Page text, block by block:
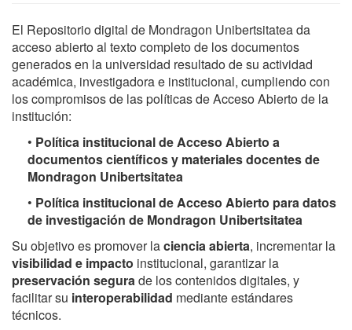
El Repositorio digital de Mondragon Unibertsitatea da
acceso abierto al texto completo de los documentos
generados en la universidad resultado de su actividad
académica, investigadora e institucional, cumpliendo con
los compromisos de las políticas de Acceso Abierto de la
institución:
• Política institucional de Acceso Abierto a
documentos científicos y materiales docentes de
Mondragon Unibertsitatea
• Política institucional de Acceso Abierto para datos
de investigación de Mondragon Unibertsitatea
Su objetivo es promover laciencia abierta, incrementar la
visibilidad e impacto institucional, garantizar la
preservación segurade los contenidos digitales, y
facilitar su interoperabilidad mediante estándares
técnicos.